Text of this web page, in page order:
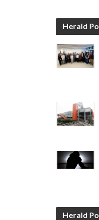
Herald
Herald